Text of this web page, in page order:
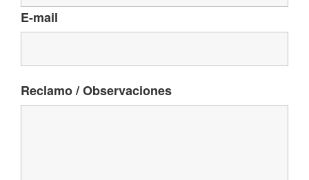
E-mail
Reclamo / Observaciones